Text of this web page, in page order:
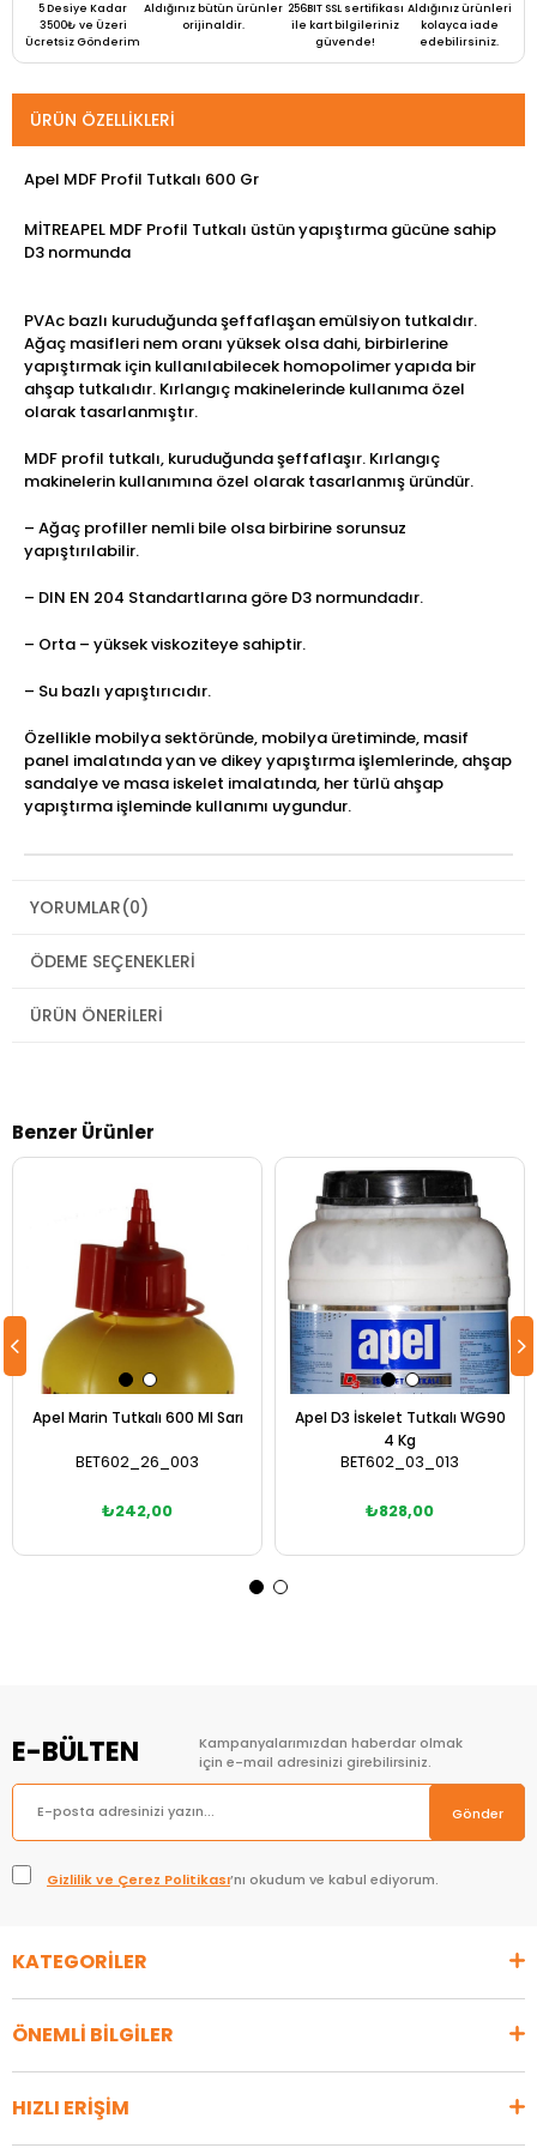
5 Desiye Kadar
3500₺ ve Üzeri
Ücretsiz Gönderim
Aldığınız bütün ürünler
orijinaldir.
256BIT SSL sertifikası
ile kart bilgileriniz
güvende!
Aldığınız ürünleri
kolayca iade
edebilirsiniz.
ÜRÜN ÖZELLIKLERI
Apel MDF Profil Tutkalı 600 Gr
MİTREAPEL MDF Profil Tutkalı üstün yapıştırma gücüne sahip
D3 normunda
PVAc bazlı kuruduğunda şeffaflaşan emülsiyon tutkaldır.
Ağaç masifleri nem oranı yüksek olsa dahi, birbirlerine
yapıştırmak için kullanılabilecek homopolimer yapıda bir
ahşap tutkalıdır. Kırlangıç makinelerinde kullanıma özel
olarak tasarlanmıştır.
MDF profil tutkalı, kuruduğunda şeffaflaşır. Kırlangıç
makinelerin kullanımına özel olarak tasarlanmış üründür.
– Ağaç profiller nemli bile olsa birbirine sorunsuz
yapıştırılabilir.
– DIN EN 204 Standartlarına göre D3 normundadır.
– Orta – yüksek viskoziteye sahiptir.
– Su bazlı yapıştırıcıdır.
Özellikle mobilya sektöründe, mobilya üretiminde, masif
panel imalatında yan ve dikey yapıştırma işlemlerinde, ahşap
sandalye ve masa iskelet imalatında, her türlü ahşap
yapıştırma işleminde kullanımı uygundur.
YORUMLAR(0)
ÖDEME SEÇENEKLERI
ÜRÜN ÖNERILERI
Benzer Ürünler
Apel Marin Tutkalı 600 Ml Sarı
BET602_26_003
₺242,00
Apel D3 İskelet Tutkalı WG90
4 Kg
BET602_03_013
₺828,00
E-BÜLTEN
Kampanyalarımızdan haberdar olmak
için e-mail adresinizi girebilirsiniz.
Gönder
Gizlilik ve Çerez Politikası’nı okudum ve kabul ediyorum.
KATEGORİLER
ÖNEMLİ BİLGİLER
HIZLI ERİŞİM